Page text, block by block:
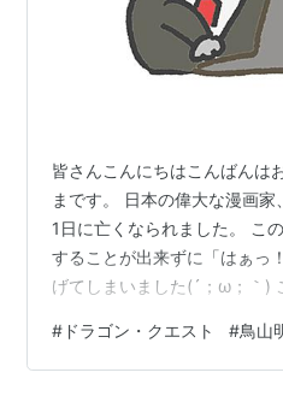
皆さんこんにちはこんばんは
まです。 日本の偉大な漫画
1日に亡くなられました。 こ
することが出来ずに「はぁっ
げてしまいました(´；ω；｀)
ょうか🥲 ただスクウェア・エ
ト12の発売を目指して開発を
# ドラゴン・クエスト #鳥山